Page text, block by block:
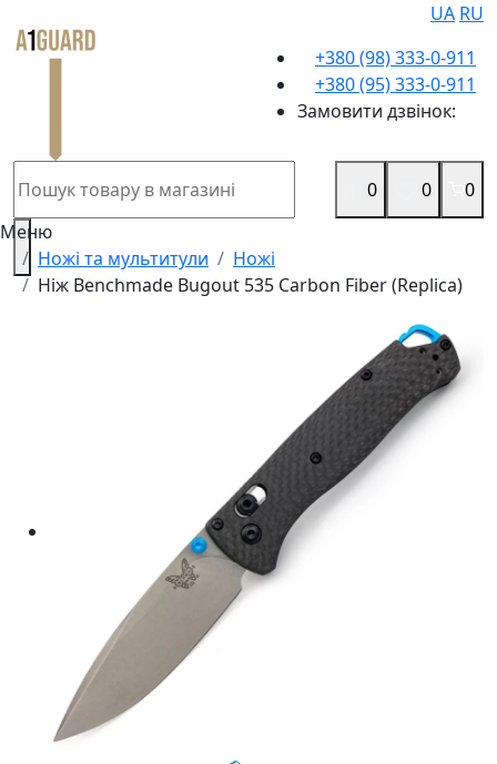
UA RU
+380 (98) 333-0-911
+380 (95) 333-0-911
Замовити дзвінок:
0 0
0
Меню
Ножі та мультитули
Ножі
Ніж Benchmade Bugout 535 Carbon Fiber (Replica)